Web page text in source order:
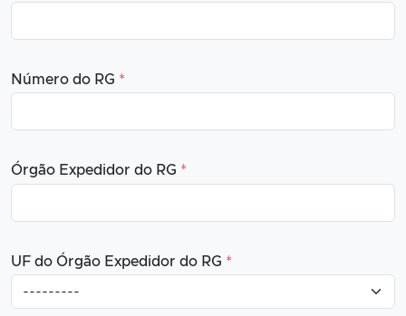
Número do RG *
Órgão Expedidor do RG *
UF do Órgão Expedidor do RG *